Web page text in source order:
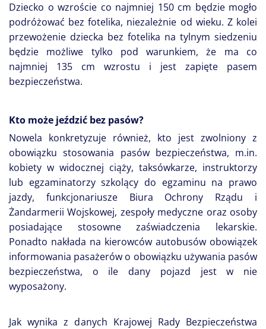
Dziecko o wzroście co najmniej 150 cm będzie mogło
podróżować bez fotelika, niezależnie od wieku. Z kolei
przewożenie dziecka bez fotelika na tylnym siedzeniu
będzie możliwe tylko pod warunkiem, że ma co
najmniej 135 cm wzrostu i jest zapięte pasem
bezpieczeństwa.
Kto może jeździć bez pasów?
Nowela konkretyzuje również, kto jest zwolniony z
obowiązku stosowania pasów bezpieczeństwa, m.in.
kobiety w widocznej ciąży, taksówkarze, instruktorzy
lub egzaminatorzy szkolący do egzaminu na prawo
jazdy, funkcjonariusze Biura Ochrony Rządu i
Żandarmerii Wojskowej, zespoły medyczne oraz osoby
posiadające stosowne zaświadczenia lekarskie.
Ponadto nakłada na kierowców autobusów obowiązek
informowania pasażerów o obowiązku używania pasów
bezpieczeństwa, o ile dany pojazd jest w nie
wyposażony.
Jak wynika z danych Krajowej Rady Bezpieczeństwa